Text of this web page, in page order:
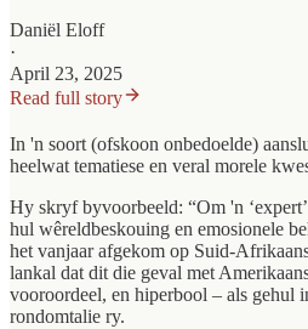
Daniël Eloff
·
April 23, 2025
Read full story
In 'n soort (ofskoon onbedoelde)
heelwat tematiese en veral morele
Hy skryf byvoorbeeld: “Om 'n
hul wêreldbeskouing en emosionele
het vanjaar afgekom op Suid-
lankal dat dit die geval met
vooroordeel, en hiperbool – als gehul
rondomtalie ry.